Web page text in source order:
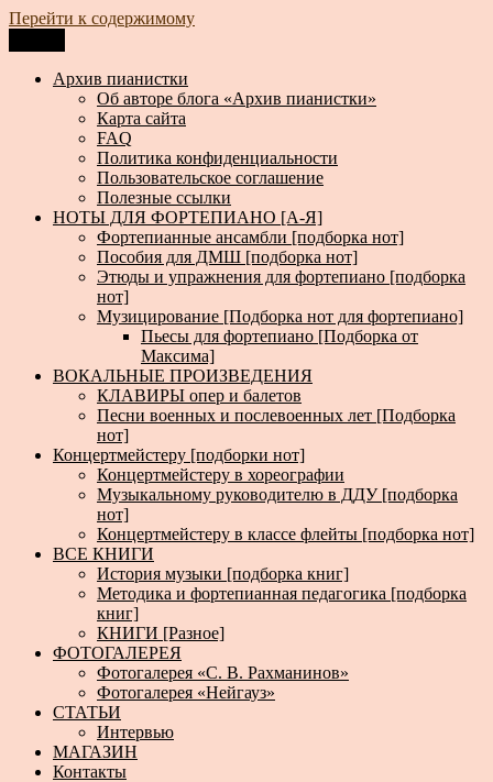
Перейти к содержимому
Архив пианистки
Всё для пианистов: ноты, книги, музыка, статьи…
Архив пианистки
Об авторе блога «Архив пианистки»
Карта сайта
FAQ
Политика конфиденциальности
Пользовательское соглашение
Полезные ссылки
НОТЫ ДЛЯ ФОРТЕПИАНО [А-Я]
Фортепианные ансамбли [подборка нот]
Пособия для ДМШ [подборка нот]
Этюды и упражнения для фортепиано [подборка
нот]
Музицирование [Подборка нот для фортепиано]
Пьесы для фортепиано [Подборка от
Максима]
ВОКАЛЬНЫЕ ПРОИЗВЕДЕНИЯ
КЛАВИРЫ опер и балетов
Песни военных и послевоенных лет [Подборка
нот]
Концертмейстеру [подборки нот]
Концертмейстеру в хореографии
Музыкальному руководителю в ДДУ [подборка
нот]
Концертмейстеру в классе флейты [подборка нот]
ВСЕ КНИГИ
История музыки [подборка книг]
Методика и фортепианная педагогика [подборка
книг]
КНИГИ [Разное]
ФОТОГАЛЕРЕЯ
Фотогалерея «С. В. Рахманинов»
Фотогалерея «Нейгауз»
СТАТЬИ
Интервью
МАГАЗИН
Контакты